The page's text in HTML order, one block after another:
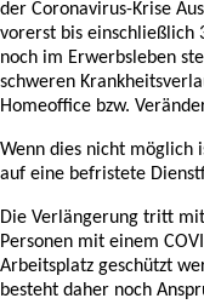
der Coronavirus-Krise
vorerst bis einschließlich
noch im Erwerbsleben
schweren
Homeoffice bzw.
Wenn dies nicht möglich
auf eine befristete
Die Verlängerung tritt
Personen mit einem
Arbeitsplatz geschützt
besteht daher noch